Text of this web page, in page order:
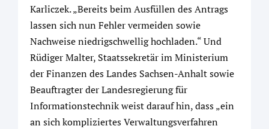
Karliczek. „Bereits beim Ausfüllen des Antrags
lassen sich nun Fehler vermeiden sowie
Nachweise niedrigschwellig hochladen.“ Und
Rüdiger Malter, Staatssekretär im Ministerium
der Finanzen des Landes Sachsen-Anhalt sowie
Beauftragter der Landesregierung für
Informationstechnik weist darauf hin, dass „ein
an sich kompliziertes Verwaltungsverfahren